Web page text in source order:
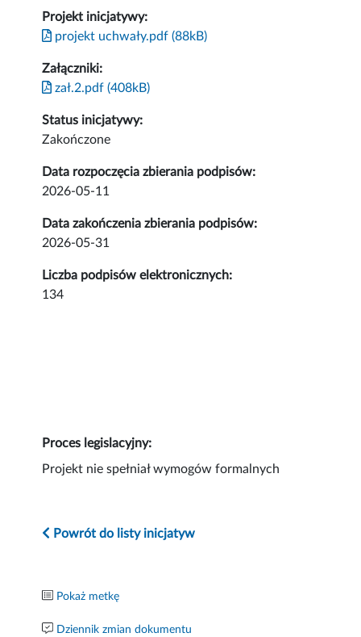
Projekt inicjatywy:
projekt uchwały.pdf (88kB)
Załączniki:
zał.2.pdf (408kB)
Status inicjatywy:
Zakończone
Data rozpoczęcia zbierania podpisów:
2026-05-11
Data zakończenia zbierania podpisów:
2026-05-31
Liczba podpisów elektronicznych:
134
Proces legislacyjny:
Projekt nie spełniał wymogów formalnych
Powrót do listy inicjatyw
Pokaż metkę
Dziennik zmian dokumentu